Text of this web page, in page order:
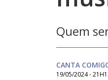
Quem
CANTA
19/05/2024 -